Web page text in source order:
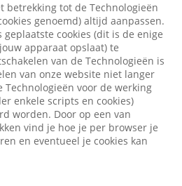
betrekking tot de Technologieën
genoemd) altijd aanpassen.
cookies (dit is de enige
apparaat opslaat) te
van de Technologieën is
van onze website niet langer
Technologieën voor de werking
enkele scripts en cookies)
worden. Door op een van
vind je hoe je per browser je
en eventueel je cookies kan